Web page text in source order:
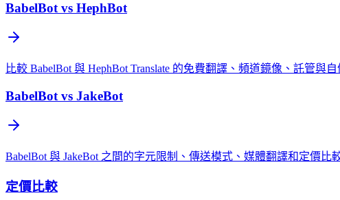
BabelBot vs HephBot
比較 BabelBot 與 HephBot Translate 的免費翻譯、頻道鏡像、託管與
BabelBot vs JakeBot
BabelBot 與 JakeBot 之間的字元限制、傳送模式、媒體翻譯和定價比
定價比較